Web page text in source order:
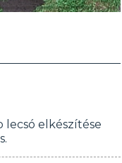
lecsó elkészítése